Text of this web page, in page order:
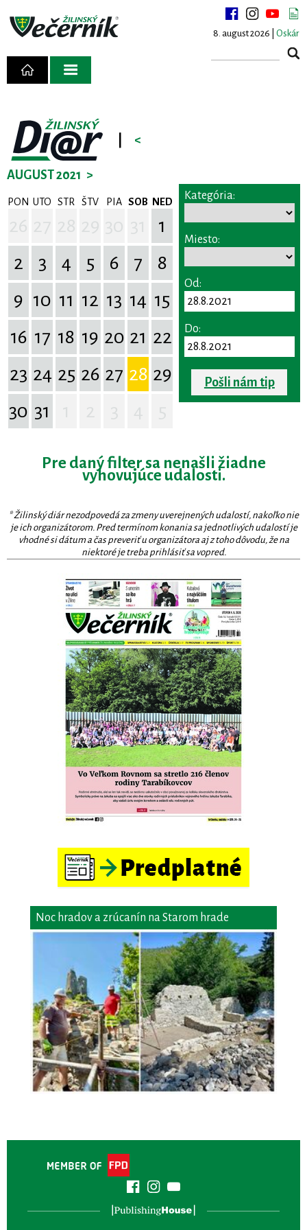
8. august 2026 | Oskár
<
AUGUST 2021 >
PON UTO STR ŠTV PIA SOB NED
1
2
3 4 5 6 7
8
9 10 11 12 13 14 15
16 17 18 19 20 21 22
23 24 25 26 27 28 29
30 31
Kategória:
Miesto:
Od:
Do:
Pošli nám tip
Pre daný filter sa nenašli žiadne
vyhovujúce udalosti.
* Žilinský diár nezodpovedá za zmeny uverejnených udalostí, nakoľko nie
je ich organizátorom. Pred termínom konania sa jednotlivých udalostí je
vhodné si dátum a čas preveriť u organizátora aj z toho dôvodu, že na
niektoré je treba prihlásiť sa vopred.
Noc hradov a zrúcanín na Starom hrade